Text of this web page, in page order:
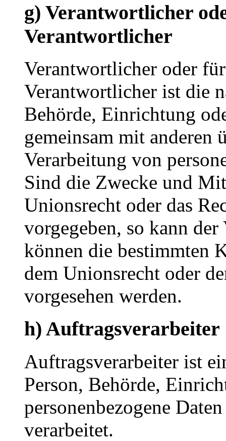
g) Verantwortlicher
Verantwortlicher
Verantwortlicher oder
Verantwortlicher ist die
Behörde, Einrichtung
gemeinsam mit
Verarbeitung von
Sind die Zwecke und
Unionsrecht oder das
vorgegeben, so kann
können die bestimmten
dem Unionsrecht oder
vorgesehen werden.
h) Auftragsverarbeiter
Auftragsverarbeiter ist
Person, Behörde,
personenbezogene
verarbeitet.